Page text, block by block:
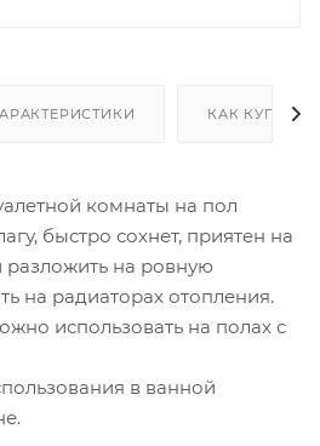
КАК КУПИТЬ
комнаты на пол
быстро сохнет, приятен на
на ровную
на радиаторах отопления.
использовать на полах с
в ванной